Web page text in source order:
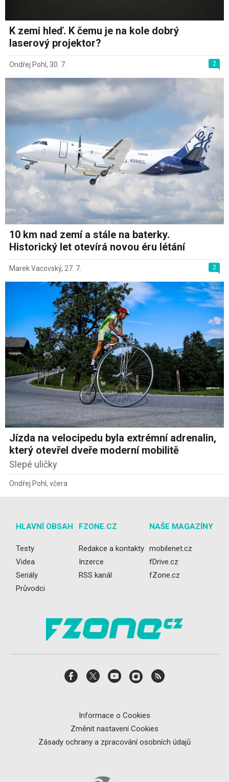
K zemi hleď. K čemu je na kole dobrý
laserový projektor?
2
Ondřej Pohl , 30. 7.
10 km nad zemí a stále na baterky.
Historický let otevírá novou éru létání
2
Marek Vacovský, 27. 7.
Jízda na velocipedu byla extrémní adrenalin,
který otevřel dveře moderní mobilitě
Slepé uličky
Ondřej Pohl , včera
HLAVNÍ OBSAH
Testy
Videa
Seriály
Průvodci
FZONE.CZ
Redakce a kontakty
Inzerce
RSS kanál
NAŠE MAGAZÍNY
mobilenet.cz
fDrive.cz
fZone.cz
Informace o Cookies
Změnit nastavení Cookies
Zásady ochrany a zpracování osobních údajů